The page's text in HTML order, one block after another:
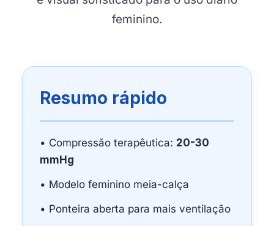
feminino.
Resumo rápido
• Compressão terapêutica: 20-30
mmHg
• Modelo feminino meia-calça
• Ponteira aberta para mais ventilação